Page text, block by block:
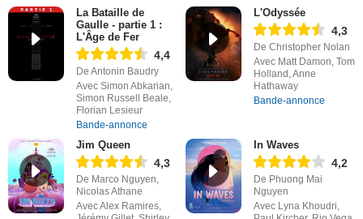
La Bataille de
Gaulle - partie 1 :
L'Âge de Fer
4,4
De Antonin Baudry
Avec Simon Abkarian,
Simon Russell Beale,
Florian Lesieur
Bande-annonce
L'Odyssée
4,3
De Christopher Nolan
Avec Matt Damon, Tom
Holland, Anne
Hathaway
Bande-annonce
Jim Queen
4,3
De Marco Nguyen,
Nicolas Athane
Avec Alex Ramires,
In Waves
4,2
De Phuong Mai
Nguyen
Avec Lyna Khoudri,